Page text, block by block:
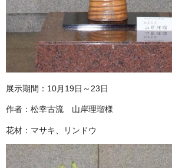
展示期間：10月19日～23日
作者：松幸古流 山岸理瑠様
花材：マサキ、リンドウ